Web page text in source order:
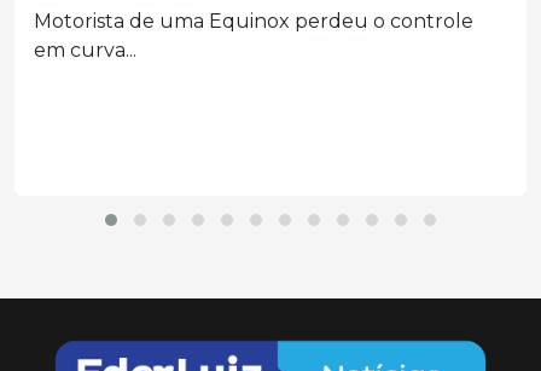
O corpo de Fabiano Felix Mota, de 30 anos,...